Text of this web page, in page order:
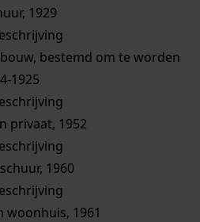
1929
bestemd om te worden
1925
privaat, 1952
1960
woonhuis, 1961